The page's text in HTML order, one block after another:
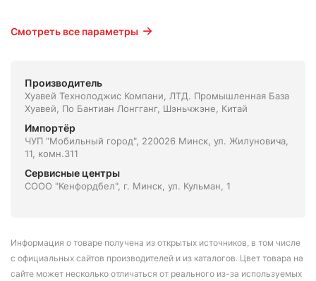
Смотреть все параметры
Производитель
Хуавей Технолоджис Компани, ЛТД. Промышленная База
Хуавей, По Бантиан Лонгганг, Шэньчжэне, Китай
Импортёр
ЧУП "Мобильный город", 220026 Минск, ул. Жилуновича,
11, комн.311
Сервисные центры
СООО "Кенфордбел", г. Минск, ул. Кульман, 1
Информация о товаре получена из открытых источников, в том числе
с официальных сайтов производителей и из каталогов. Цвет товара на
сайте может несколько отличаться от реального из-за используемых